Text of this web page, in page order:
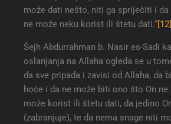
može dati nešto, niti ga spriječiti i
ne može neku korist ili štetu dati.“[12]
Šejh Abdurrahman b. Nasir es-Sadi
oslanjanja na Allaha ogleda se u
da sve pripada i zavisi od Allaha, da
hoće i da ne može biti ono što On ne
može korist ili štetu dati, da jedino
(zabranjuje), te da nema snage niti